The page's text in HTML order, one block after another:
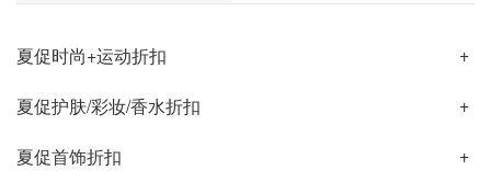
夏促时尚+运动折扣
夏促护肤/彩妆/香水折扣
夏促首饰折扣